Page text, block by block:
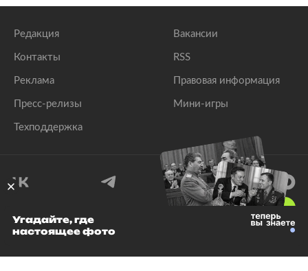
Редакция
Контакты
Реклама
Пресс-релизы
Техподдержка
Вакансии
RSS
Правовая информация
Мини-игры
© 1999–2026 Все права защищены.
Угадайте, где
настоящее фото